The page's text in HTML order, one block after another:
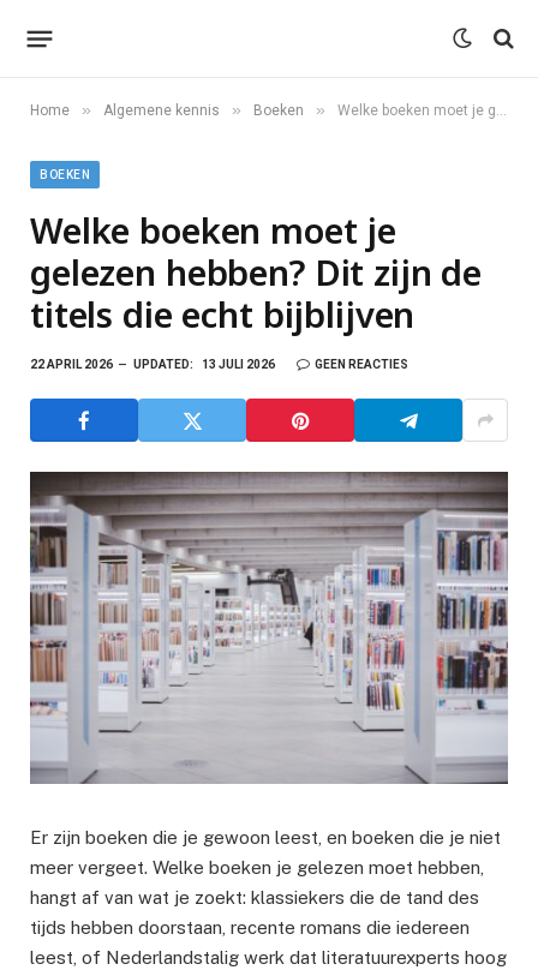
Home » Algemene kennis » Boeken » Welke boeken moet je gelezen hebben? Dit zijn de titels die echt bijblijven
BOEKEN
Welke boeken moet je
gelezen hebben? Dit zijn de
titels die echt bijblijven
22 APRIL 2026 UPDATED: 13 JULI 2026 GEEN REACTIES
Er zijn boeken die je gewoon leest, en boeken die je niet
meer vergeet. Welke boeken je gelezen moet hebben,
hangt af van wat je zoekt: klassiekers die de tand des
tijds hebben doorstaan, recente romans die iedereen
leest, of Nederlandstalig werk dat literatuurexperts hoog